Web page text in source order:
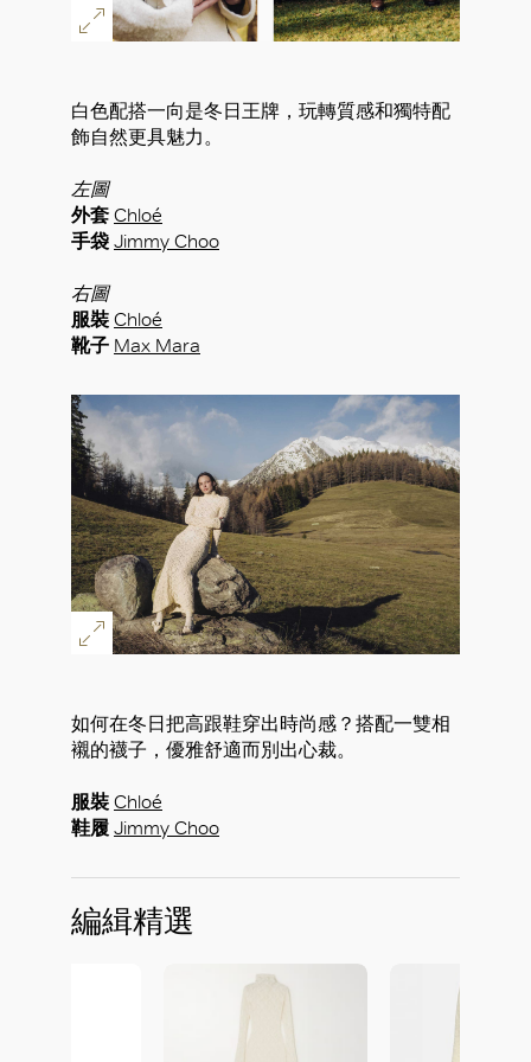
白色配搭一向是冬日王牌，玩轉質感和獨特配
飾自然更具魅力。
左圖
外套 Chloé
手袋 Jimmy Choo
右圖
服裝 Chloé
靴子 Max Mara
如何在冬日把高跟鞋穿出時尚感？搭配一雙相
襯的襪子，優雅舒適而別出心裁。
服裝 Chloé
鞋履 Jimmy Choo
編緝精選